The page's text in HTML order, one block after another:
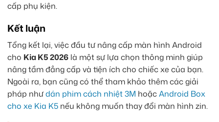
cấp phụ kiện.
Kết luận
Tổng kết lại, việc đầu tư nâng cấp màn hình Android
cho Kia K5 2026 là một sự lựa chọn thông minh giúp
nâng tầm đẳng cấp và tiện ích cho chiếc xe của bạn.
Ngoài ra, bạn cũng có thể tham khảo thêm các giải
pháp nhưdán phim cách nhiệt 3M hoặcAndroid Box
cho xe Kia K5 nếu không muốn thay đổi màn hình zin.